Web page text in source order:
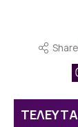
Share